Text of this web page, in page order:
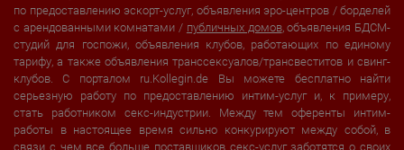
по предоставлению эскорт-услуг, объявления эро-центров / борделей
с арендованными комнатами / публичных домов, объявления БДСМ-
студий для госпожи, объявления клубов, работающих по единому
тарифу, а также объявления транссексуалов/трансвеститов и свинг-
клубов. С порталом ru.Kollegin.de Вы можете бесплатно найти
серьезную работу по предоставлению интим-услуг и, к примеру,
стать работником секс-индустрии. Между тем оференты интим-
работы в настоящее время сильно конкурируют между собой, в
связи с чем все больше поставщиков секс-услуг заботятся о своих